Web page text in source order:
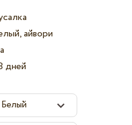
айвори
дней